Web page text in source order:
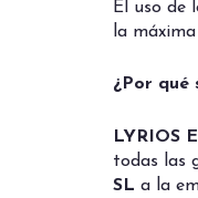
El uso de
la
¿Por qué
LYRIOS
todas las
SL a la